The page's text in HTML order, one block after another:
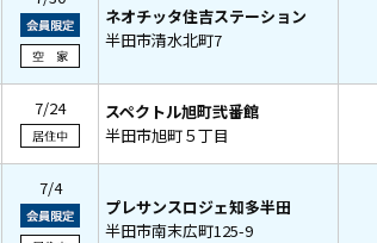
ネオチッタ住吉ステーション
半田市清水北町7
7/24
スペクトル旭町弐番館
半田市旭町５丁目
7/4
プレサンスロジェ知多半田
半田市南末広町125-9